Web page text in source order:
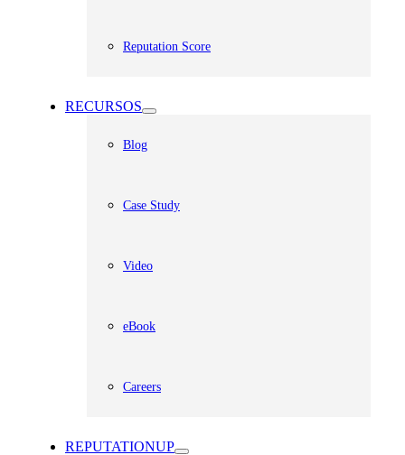
Reputation Score
RECURSOS
Blog
Case Study
Video
eBook
Careers
REPUTATIONUP